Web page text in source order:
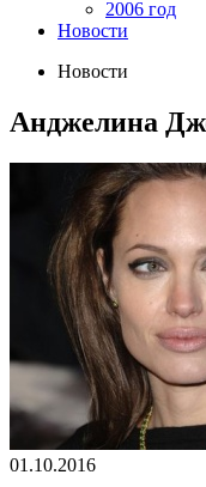
2006 год
Новости
Новости
Анджелина
01.10.2016